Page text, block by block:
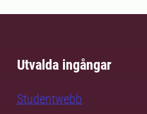
Utvalda ingångar
Studentwebb